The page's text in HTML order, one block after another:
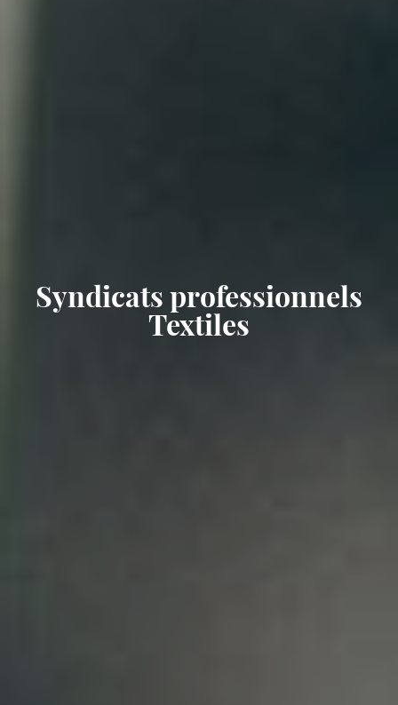
Syndicats professionnels
Textiles